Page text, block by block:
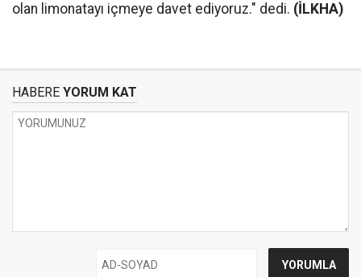
olan limonatayı içmeye davet ediyoruz." dedi. (İLKHA)
HABERE YORUM KAT